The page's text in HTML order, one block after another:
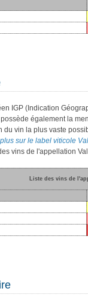
IGP (Indication
également la
du vin la plus vaste
sur le label viticole
vins de l'appellation
Liste des vins de